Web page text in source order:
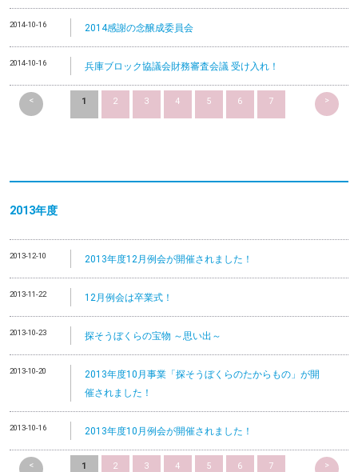
2014-10-16 2014感謝の念醸成委員会
2014-10-16 兵庫ブロック協議会財務審査会議 受け入れ！
< 1 2 3 4 5 6 7 >
2013年度
2013-12-10 2013年度12月例会が開催されました！
2013-11-22 12月例会は卒業式！
2013-10-23 探そうぼくらの宝物 ～思い出～
2013-10-20
2013年度10月事業「探そうぼくらのたからもの」が開
催されました！
2013-10-16 2013年度10月例会が開催されました！
< 1 2 3 4 5 6 7 >